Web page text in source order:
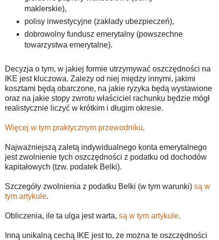
maklerskie),
polisy inwestycyjne (zakłady ubezpieczeń),
dobrowolny fundusz emerytalny (powszechne
towarzystwa emerytalne).
Decyzja o tym, w jakiej formie utrzymywać oszczędności na
IKE jest kluczowa. Zależy od niej między innymi, jakimi
kosztami będą obarczone, na jakie ryzyka będą wystawione
oraz na jakie stopy zwrotu właściciel rachunku będzie mógł
realistycznie liczyć w krótkim i długim okresie.
Więcej w tym praktycznym przewodniku.
Najważniejszą zaletą indywidualnego konta emerytalnego
jest zwolnienie tych oszczędności z podatku od dochodów
kapitałowych (tzw. podatek Belki).
Szczegóły zwolnienia z podatku Belki (w tym warunki) są w
tym artykule.
Obliczenia, ile ta ulga jest warta, są w tym artykule.
Inną unikalną cechą IKE jest to, że można te oszczędności